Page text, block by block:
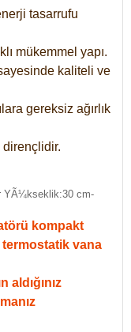
tasarrufu
mükemmel yapı.
kaliteli ve
gereksiz ağırlık
dirençlidir.
kompakt
vana
aldığınız